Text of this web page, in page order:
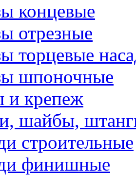
концевые
отрезные
торцевые
шпоночные
и крепеж
шайбы,
строительные
финишные